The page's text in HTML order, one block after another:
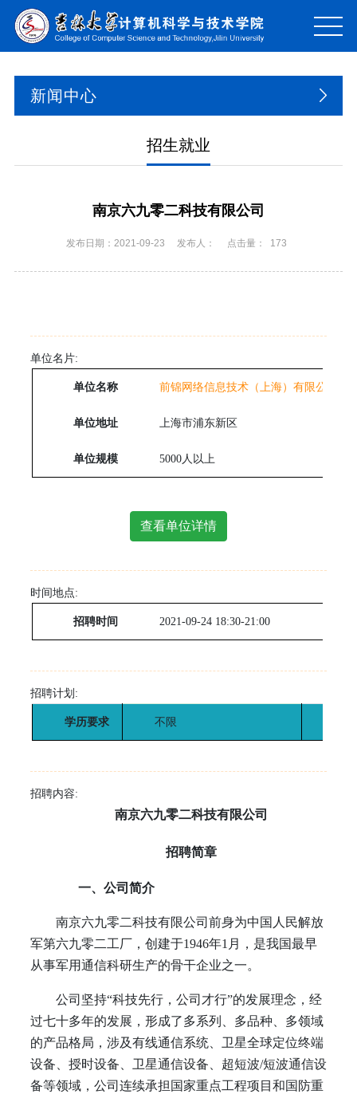
新闻中心
招生就业
南京六九零二科技有限公司
发布日期：2021-09-23 发布人： 点击量： 173
单位名片:
单位名称 前锦网络信息技术（上海）有限公司
单位地址 上海市浦东新区
单位规模 5000人以上
查看单位详情
时间地点:
招聘时间 2021-09-24 18:30-21:00
招聘计划:
学历要求 不限
招聘内容:
南京六九零二科技有限公司
招聘简章
一、公司简介
南京六九零二科技有限公司前身为中国人民解放
军第六九零二工厂，创建于1946年1 月，是我国最早
从事军用通信科研生产的骨干企业之一。
公司坚持“科技先行，公司才行”的发展理念，经
过七十多年的发展，形成了多系列、多品种、多领域
的产品格局，涉及有线通信系统、卫星全球定位终端
设备、授时设备、卫星通信设备、超短波/短波通信设
备等领域，公司连续承担国家重点工程项目和国防重